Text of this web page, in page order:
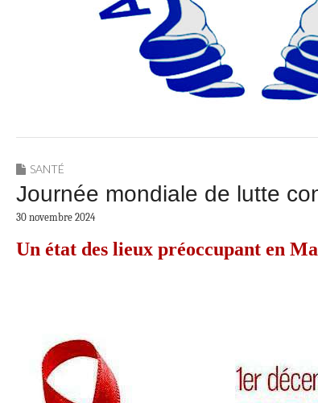
SANTÉ
Journée mondiale de lutte
30 novembre 2024
Un état des lieux préoccupant en